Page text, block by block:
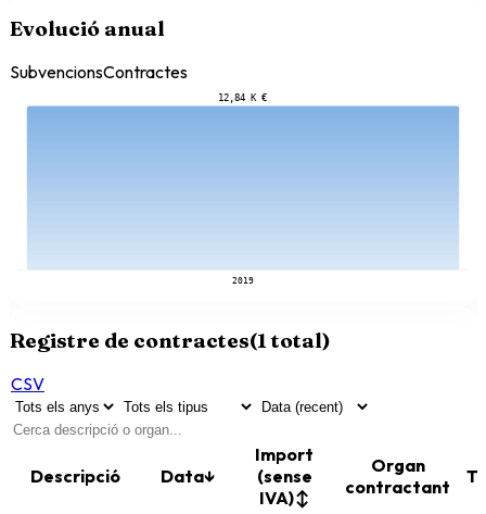
Evolució anual
SubvencionsContractes
12,84 K €
2019
Registre de contractes(1total)
CSV
Descripció Data↓
Import
(sense
IVA)↕
Organ
contractant